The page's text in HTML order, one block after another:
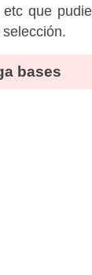
que
bases